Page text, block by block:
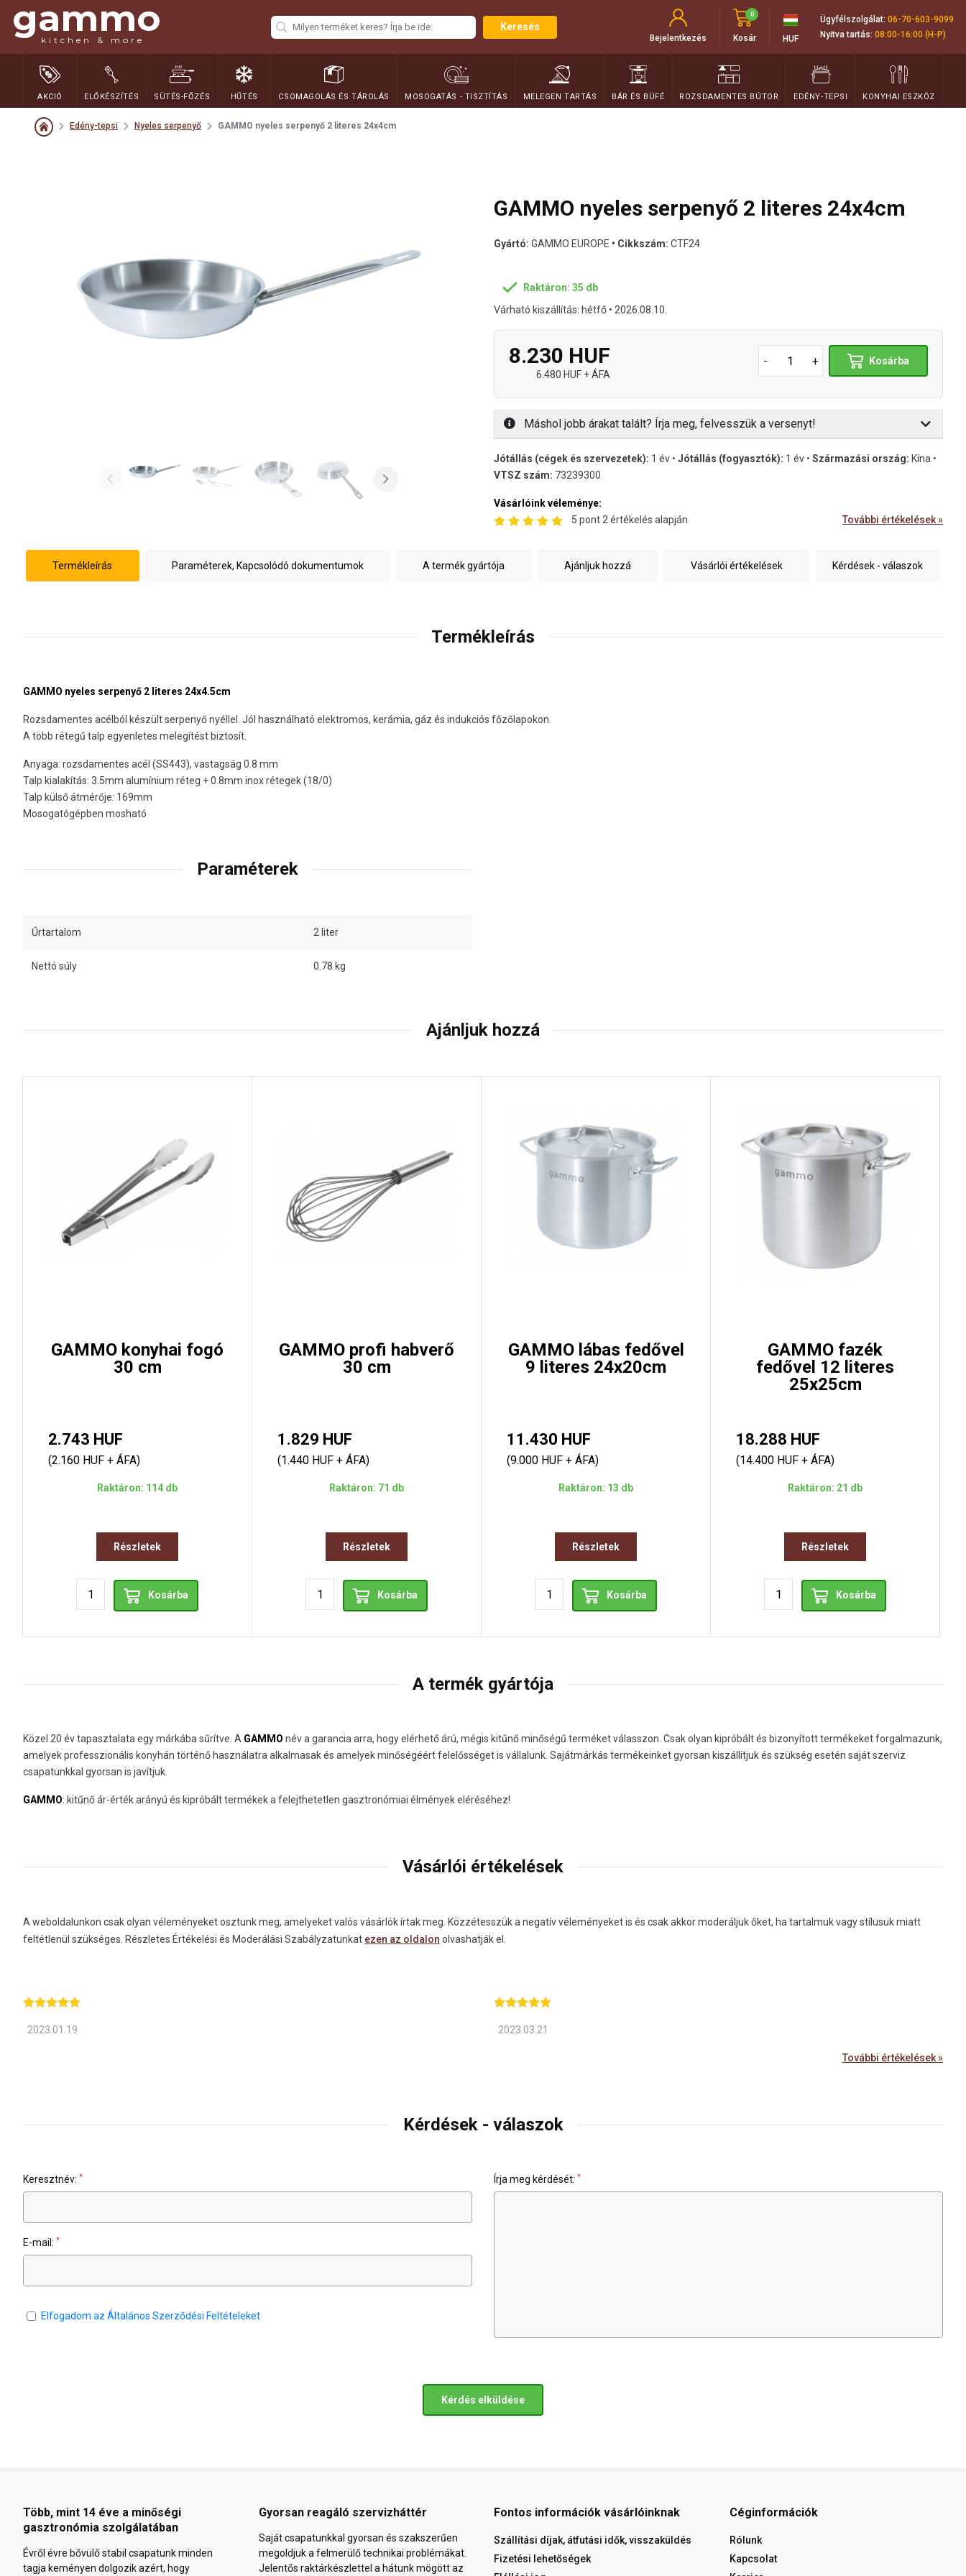
gammo
kitchen & more
Keresés
Bejelentkezés Kosár
0
HUF
Ügyfélszolgálat: 06-70-603-9099
Nyitva tartás: 08:00-16:00 (H-P)
AKCIÓ ELŐKÉSZÍTÉS SÜTÉS-FŐZÉS HŰTÉS CSOMAGOLÁS ÉS TÁROLÁS MOSOGATÁS - TISZTÍTÁS MELEGEN TARTÁS BÁR ÉS BÜFÉ ROZSDAMENTES BÚTOR EDÉNY-TEPSI KONYHAI ESZKÖZ
Edény-tepsi Nyeles serpenyő GAMMO nyeles serpenyő 2 literes 24x4cm
GAMMO nyeles serpenyő 2 literes 24x4cm
Gyártó: GAMMO EUROPE • Cikkszám: CTF24
Raktáron: 35 db
Várható kiszállítás: hétfő • 2026.08.10.
8.230 HUF
6.480 HUF + ÁFA
- + Kosárba
Máshol jobb árakat talált? Írja meg, felvesszük a versenyt!
Jótállás (cégek és szervezetek): 1 év • Jótállás (fogyasztók): 1 év • Származási ország: Kína •
VTSZ szám: 73239300
Vásárlóink véleménye:
5 pont 2 értékelés alapján
További értékelések »
Termékleírás Paraméterek, Kapcsolódó dokumentumok A termék gyártója Ajánljuk hozzá Vásárlói értékelések Kérdések - válaszok
Termékleírás
GAMMO nyeles serpenyő 2 literes 24x4.5cm
Rozsdamentes acélból készült serpenyő nyéllel. Jól használható elektromos, kerámia, gáz és indukciós főzőlapokon.
A több rétegű talp egyenletes melegítést biztosít.
Anyaga: rozsdamentes acél (SS443), vastagság 0.8 mm
Talp kialakítás: 3.5mm alumínium réteg + 0.8mm inox rétegek (18/0)
Talp külső átmérője: 169mm
Mosogatógépben mosható
Paraméterek
Űrtartalom 2 liter
Nettó súly 0.78 kg
Ajánljuk hozzá
GAMMO konyhai fogó
30 cm
2.743 HUF
(2.160 HUF + ÁFA)
Raktáron: 114 db
Részletek
Kosárba
GAMMO profi habverő
30 cm
1.829 HUF
(1.440 HUF + ÁFA)
Raktáron: 71 db
Részletek
Kosárba
GAMMO lábas fedővel
9 literes 24x20cm
11.430 HUF
(9.000 HUF + ÁFA)
Raktáron: 13 db
Részletek
Kosárba
GAMMO fazék
fedővel 12 literes
25x25cm
18.288 HUF
(14.400 HUF + ÁFA)
Raktáron: 21 db
Részletek
Kosárba
A termék gyártója
Közel 20 év tapasztalata egy márkába sűrítve. A GAMMO név a garancia arra, hogy elérhető árú, mégis kitűnő minőségű terméket válasszon. Csak olyan kipróbált és bizonyított termékeket forgalmazunk,
amelyek professzionális konyhán történő használatra alkalmasak és amelyek minőségéért felelősséget is vállalunk. Sajátmárkás termékeinket gyorsan kiszállítjuk és szükség esetén saját szerviz
csapatunkkal gyorsan is javítjuk.
GAMMO: kitűnő ár-érték arányú és kipróbált termékek a felejthetetlen gasztronómiai élmények eléréséhez!
Vásárlói értékelések
A weboldalunkon csak olyan véleményeket osztunk meg, amelyeket valós vásárlók írtak meg. Közzétesszük a negatív véleményeket is és csak akkor moderáljuk őket, ha tartalmuk vagy stílusuk miatt
feltétlenül szükséges. Részletes Értékelési és Moderálási Szabályzatunkat ezen az oldalon olvashatják el.
2023.01.19 2023.03.21
További értékelések »
Kérdések - válaszok
Keresztnév: *
E-mail: *
Elfogadom az Általános Szerződési Feltételeket
Írja meg kérdését: *
Kérdés elküldése
Több, mint 14 éve a minőségi
gasztronómia szolgálatában
Évről évre bővülő stabil csapatunk minden
tagja keményen dolgozik azért, hogy
Gyorsan reagáló szervizháttér
Saját csapatunkkal gyorsan és szakszerűen
megoldjuk a felmerülő technikai problémákat.
Jelentős raktárkészlettel a hátunk mögött az
Fontos információk vásárlóinknak
Szállítási díjak, átfutási idők, visszaküldés
Fizetési lehetőségek
Céginformációk
Rólunk
Kapcsolat